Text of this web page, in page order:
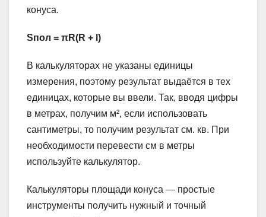
конуса.
Sпол = πR(R + l)
В калькуляторах не указаны единицы
измерения, поэтому результат выдаётся в тех
единицах, которые вы ввели. Так, вводя цифры
в метрах, получим м², если использовать
сантиметры, то получим результат см. кв. При
необходимости перевести см в метры
используйте калькулятор.
Калькуляторы площади конуса — простые
инструменты получить нужный и точный